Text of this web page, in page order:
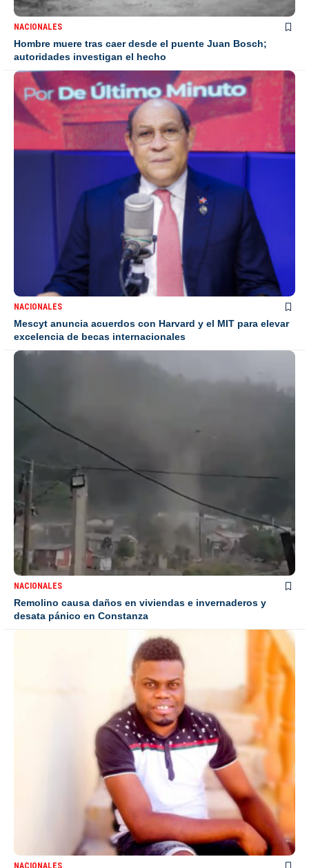
NACIONALES
Hombre muere tras caer desde el puente Juan Bosch;
autoridades investigan el hecho
NACIONALES
Mescyt anuncia acuerdos con Harvard y el MIT para elevar
excelencia de becas internacionales
NACIONALES
Remolino causa daños en viviendas e invernaderos y
desata pánico en Constanza
NACIONALES